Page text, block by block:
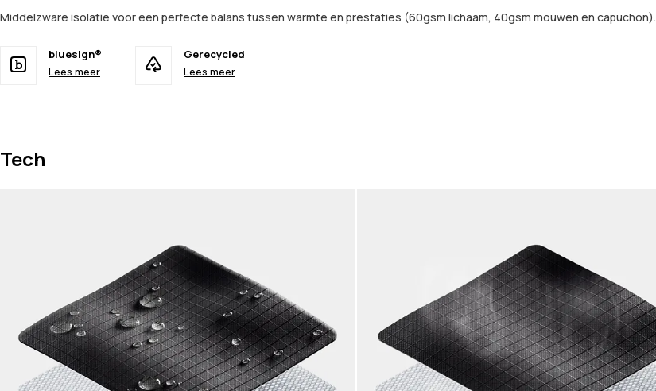
Middelzware isolatie voor een perfecte balans tussen warmte en prestaties (60gsm lichaam, 40gsm mouwen en capuchon).
bluesign®
Lees meer
Gerecycled
Lees meer
Tech